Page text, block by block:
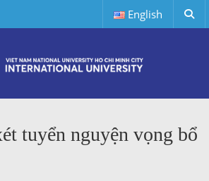
English
tuyển nguyện vọng bổ